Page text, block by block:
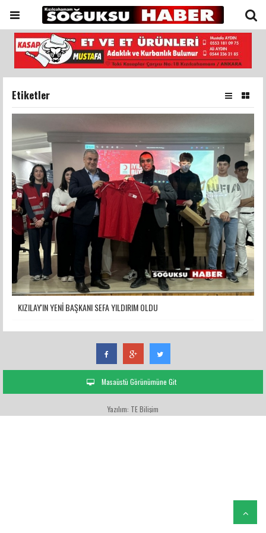
Etiketler
KIZILAY'IN YENİ BAŞKANI SEFA YILDIRIM OLDU
Masaüstü Görünümüne Git
Yazılım: TE Bilişim